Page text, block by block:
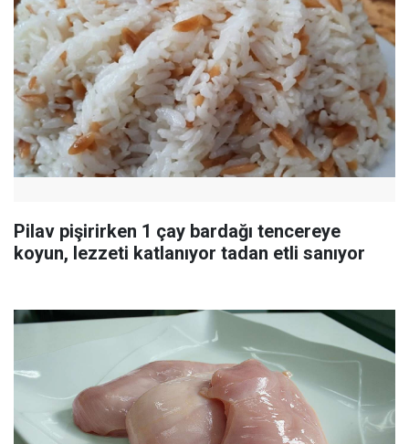
Pilav pişirirken 1 çay bardağı tencereye
koyun, lezzeti katlanıyor tadan etli sanıyor